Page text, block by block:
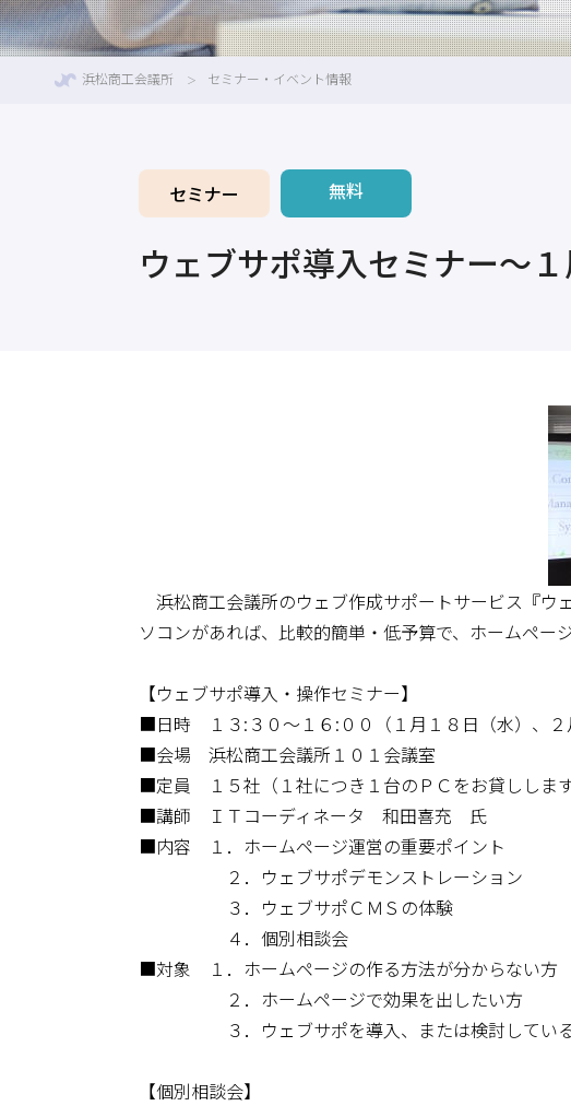
浜松商工会議所 セミナー・イベント情報
セミナー 無料
ウェブサポ導入セミナー～
浜松商工会議所のウェブ作成サポートサービス『ウ
ソコンがあれば、比較的簡単・低予算で、ホームペー
【ウェブサポ導入・操作セミナー】
■日時 １３:３０～１６:００（１月１８日（水）、２
■会場 浜松商工会議所１０１会議室
■定員 １５社（１社につき１台のＰＣをお貸しします
■講師 ＩＴコーディネータ 和田喜充 氏
■内容 １．ホームページ運営の重要ポイント
２．ウェブサポデモンストレーション
３．ウェブサポＣＭＳの体験
４．個別相談会
■対象 １．ホームページの作る方法が分からない方
２．ホームページで効果を出したい方
３．ウェブサポを導入、または検討してい
【個別相談会】